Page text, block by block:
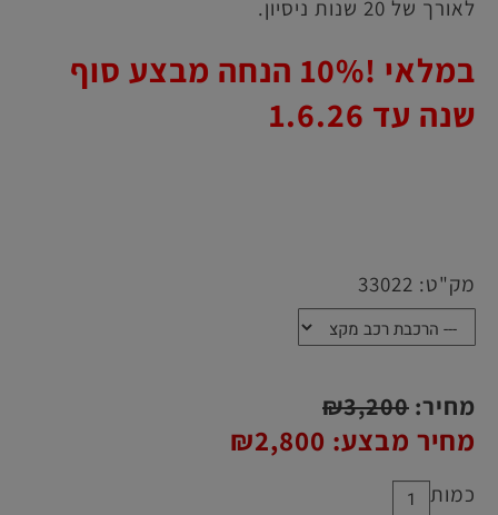
לאורך של 20 שנות ניסיון.
במלאי !10% הנחה מבצע סוף
שנה עד 1.6.26
מק"ט: 33022
מחיר: ₪3,200
מחיר מבצע: ₪2,800
כמות